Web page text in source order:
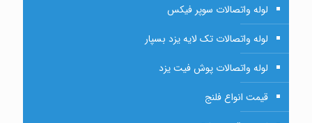
لوله واتصالات سوپر فیکس
لوله واتصالات تک لایه یزد بسپار
لوله واتصالات پوش فیت یزد
قیمت انواع فلنج